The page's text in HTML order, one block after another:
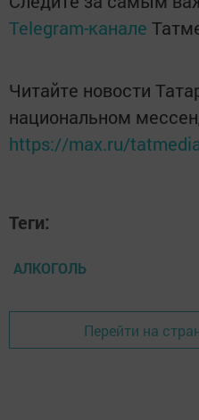
Telegram-канале
Читайте новости
национальном
https://max.ru/
Теги:
АЛКОГОЛЬ
Перейти на